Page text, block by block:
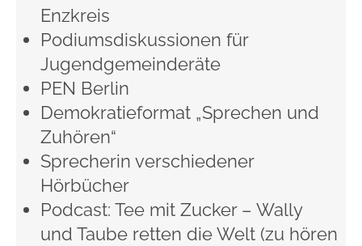
Enzkreis
Podiumsdiskussionen für
Jugendgemeinderäte
PEN Berlin
Demokratieformat „Sprechen und
Zuhören“
Sprecherin verschiedener
Hörbücher
Podcast: Tee mit Zucker – Wally
und Taube retten die Welt (zu hören